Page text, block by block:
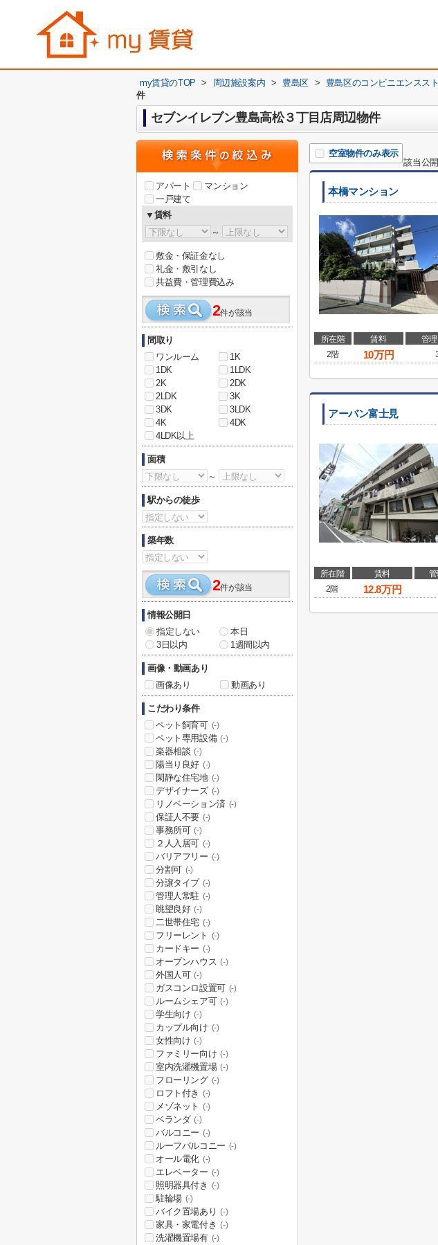
my賃貸のTOP > 周辺施設案内 > 豊島区 > 豊島区のコンビニエンスス
件
セブンイレブン豊島高松３丁目店周辺物件
空室物件のみ表示
該当公
本橋マンション
所在階 賃料 管
2階
10万円
アーバン富士見
所在階 賃料
2階
12.8万円
アパート
マンション
一戸建て
▼賃料
～
敷金・保証金なし
礼金・敷引なし
共益費・管理費込み
2件が該当
間取り
ワンルーム
1K
1DK
1LDK
2K
2DK
2LDK
3K
3DK
3LDK
4K
4DK
4LDK以上
面積
～
駅からの徒歩
築年数
2件が該当
情報公開日
指定しない
本日
3日以内
1週間以内
画像・動画あり
画像あり
動画あり
こだわり条件
ペット飼育可 (-)
ペット専用設備 (-)
楽器相談 (-)
陽当り良好 (-)
閑静な住宅地 (-)
デザイナーズ (-)
リノベーション済 (-)
保証人不要 (-)
事務所可 (-)
２人入居可 (-)
バリアフリー (-)
分割可 (-)
分譲タイプ (-)
管理人常駐 (-)
眺望良好 (-)
二世帯住宅 (-)
フリーレント (-)
カードキー (-)
オープンハウス (-)
外国人可 (-)
ガスコンロ設置可 (-)
ルームシェア可 (-)
学生向け (-)
カップル向け (-)
女性向け (-)
ファミリー向け (-)
室内洗濯機置場 (-)
フローリング (-)
ロフト付き (-)
メゾネット (-)
ベランダ (-)
バルコニー (-)
ルーフバルコニー (-)
オール電化 (-)
エレベーター (-)
照明器具付き (-)
駐輪場 (-)
バイク置場あり (-)
家具・家電付き (-)
洗濯機置場有 (-)